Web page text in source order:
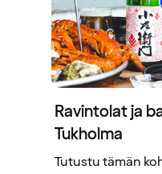
Ravintolat ja
Tukholma
Tutustu tämän